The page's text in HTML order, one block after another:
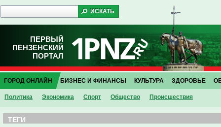
ПЕРВЫЙ
ПЕНЗЕНСКИЙ
ПОРТАЛ
ГОРОД ОНЛАЙН
Политика Экономика Спорт Общество Проиcшествия
БИЗНЕС И ФИНАНСЫ КУЛЬТУРА ЗДОРОВЬЕ
ТЕГИ